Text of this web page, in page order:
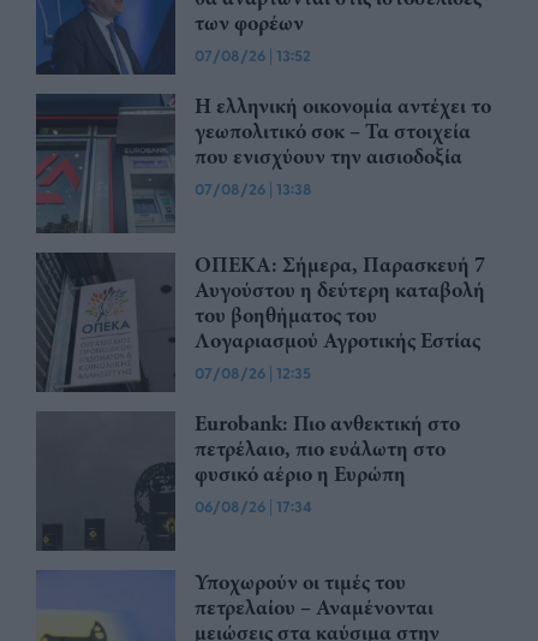
των φορέων
07/08/26 | 13:52
Η ελληνική οικονομία αντέχει το
γεωπολιτικό σοκ – Τα στοιχεία
που ενισχύουν την αισιοδοξία
07/08/26 | 13:38
ΟΠΕΚΑ: Σήμερα, Παρασκευή 7
Αυγούστου η δεύτερη καταβολή
του βοηθήματος του
Λογαριασμού Αγροτικής Εστίας
07/08/26 | 12:35
Eurobank: Πιο ανθεκτική στο
πετρέλαιο, πιο ευάλωτη στο
φυσικό αέριο η Ευρώπη
06/08/26 | 17:34
Υποχωρούν οι τιμές του
πετρελαίου – Αναμένονται
μειώσεις στα καύσιμα στην